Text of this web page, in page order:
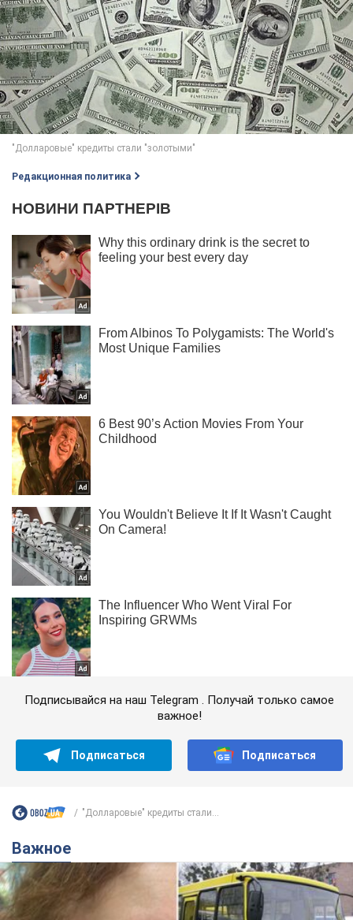
Редакционная политика
Подписывайся на наш Telegram . Получай только самое
важное!
Подписаться Подписаться
"Долларовые" кредиты стали...
Важное